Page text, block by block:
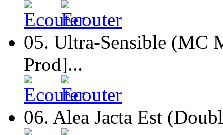
05. Ultra-Sensible (MC
Prod]...
06. Alea Jacta Est